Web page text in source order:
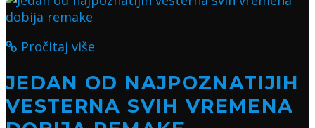
Pročitaj više
JEDAN OD NAJPOZNATIJIH
VESTERNA SVIH VREMENA